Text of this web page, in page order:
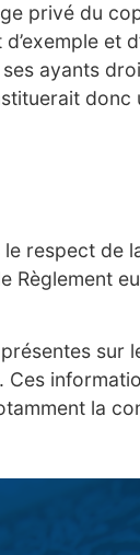
privé du
et
ayants
respect de
Règlement
sur
Ces
la